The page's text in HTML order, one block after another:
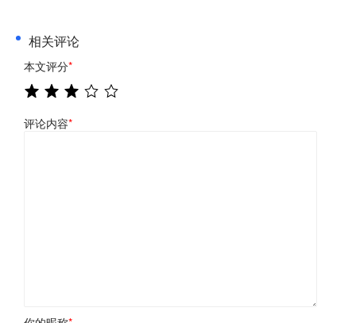
相关评论
本文评分*
评论内容*